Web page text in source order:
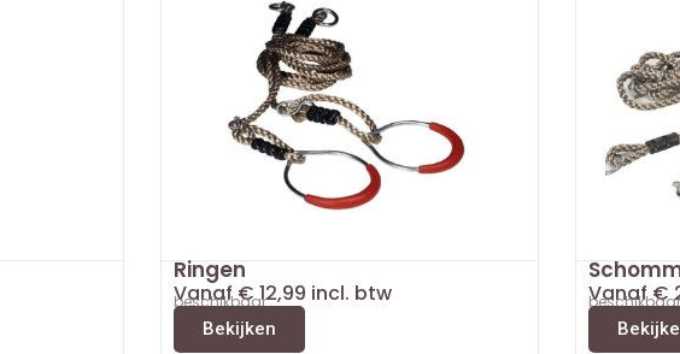
Ringen
Vanaf€12,99 incl. btw
beschikbaar
Bekijken
Vanaf€
beschikbaar